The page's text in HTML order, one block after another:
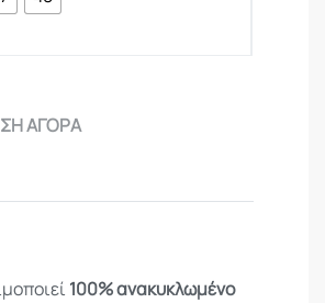
ΑΓΟΡΑ
100% ανακυκλωμένο